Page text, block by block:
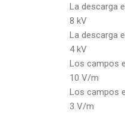
La descarga
8 kV
La descarga
4 kV
Los campos
10 V/m
Los campos
3 V/m